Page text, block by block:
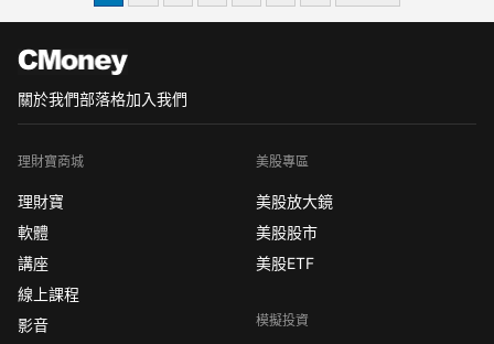
關於我們部落格加入我們
理財寶商城
理財寶
軟體
講座
線上課程
影音
美股專區
美股放大鏡
美股股市
美股ETF
模擬投資